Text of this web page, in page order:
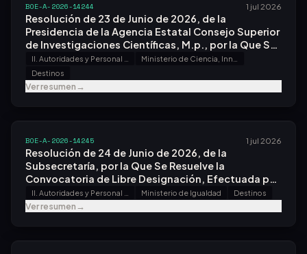
BOE-A-2026-14244 1 jul 2026
Resolución de 23 de Junio de 2026, de la
Presidencia de la Agencia Estatal Consejo Superior
de Investigaciones Científicas, M.p., por la Que Se
Resuelve el Concurso General, Convocado por
Resolución de 6 de Abril de 2026.
Destinos
Ver resumen→
BOE-A-2026-14245 1 jul 2026
Resolución de 24 de Junio de 2026, de la
Subsecretaría, por la Que Se Resuelve la
Convocatoria de Libre Designación, Efectuada por
Resolución de 5 de Mayo de 2026, en el Instituto
de las Mujeres, O.a.
Ministerio de Igualdad Destinos
Ver resumen→